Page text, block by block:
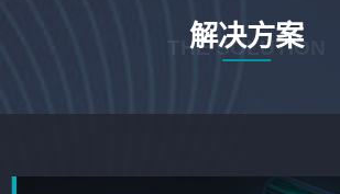
解决方案
THE SOLUTION